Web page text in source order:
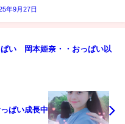
年9月27日
ぱい 岡本姫奈・・おっぱい以
ぱい成長中